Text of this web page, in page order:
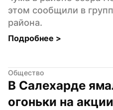
этом сообщили в
района.
Подробнее >
Общество
В Салехарде
огоньки на